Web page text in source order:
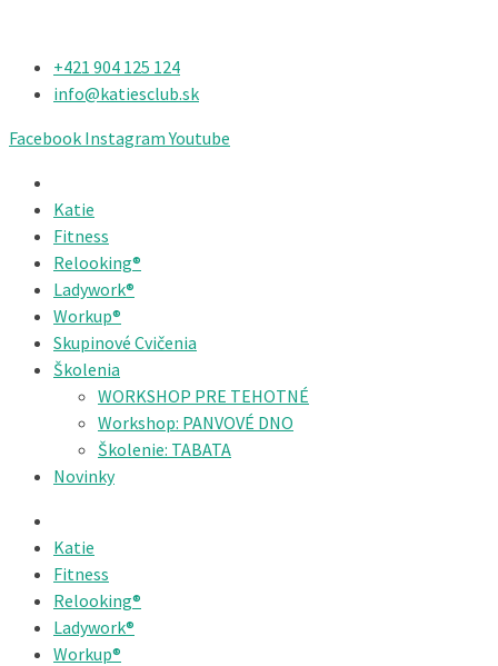
+421 904 125 124​
info@katiesclub.sk
Facebook Instagram Youtube
Katie
Fitness
Relooking®
Ladywork®
Workup®
Skupinové Cvičenia
Školenia
WORKSHOP PRE TEHOTNÉ
Workshop: PANVOVÉ DNO
Školenie: TABATA
Novinky
Katie
Fitness
Relooking®
Ladywork®
Workup®